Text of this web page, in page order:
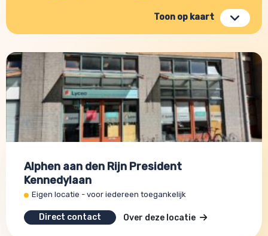
Toon op kaart
Alphen aan den Rijn President
Kennedylaan
Eigen locatie - voor iedereen toegankelijk
Direct contact Over deze locatie